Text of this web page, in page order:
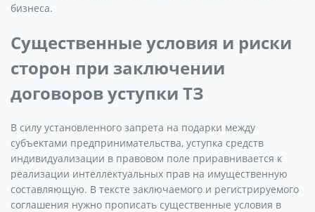
бизнеса.
Существенные условия и риски
сторон при заключении
договоров уступки ТЗ
В силу установленного запрета на подарки между
субъектами предпринимательства, уступка средств
индивидуализации в правовом поле приравнивается к
реализации интеллектуальных прав на имущественную
составляющую. В тексте заключаемого и регистрируемого
соглашения нужно прописать существенные условия в